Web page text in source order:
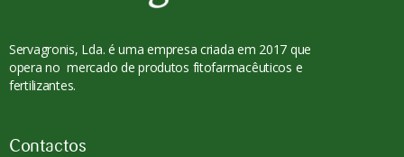
Servagronis, Lda. é uma empresa criada em 2017 que
opera no mercado de produtos fitofarmacêuticos e
fertilizantes.
Contactos